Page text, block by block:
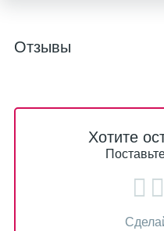
Отзывы
Хотите